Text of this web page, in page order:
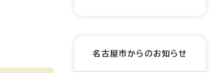
名古屋市からのお知らせ